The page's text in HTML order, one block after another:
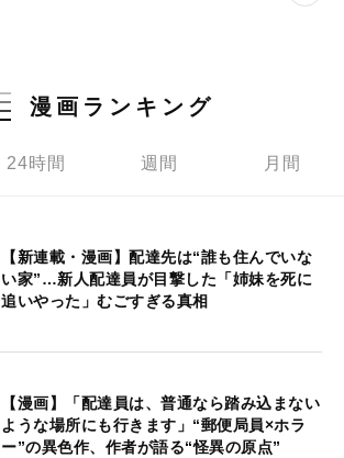
漫画ランキング
24時間 週間 月間
【新連載・漫画】配達先は“誰も住んでいな
い家”…新人配達員が目撃した「姉妹を死に
追いやった」むごすぎる真相
【漫画】「配達員は、普通なら踏み込まない
ような場所にも行きます」“郵便局員×ホラ
ー”の異色作、作者が語る“怪異の原点”